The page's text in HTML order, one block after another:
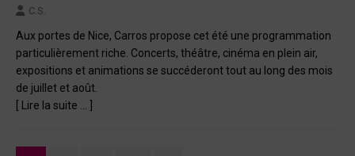
C.S.
Aux portes de Nice, Carros propose cet été une programmation
particulièrement riche. Concerts, théâtre, cinéma en plein air,
expositions et animations se succéderont tout au long des mois
de juillet et août.
[ Lire la suite … ]